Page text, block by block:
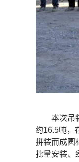
本次吊装
约16.5吨，
拼装而成圆
批量安装、